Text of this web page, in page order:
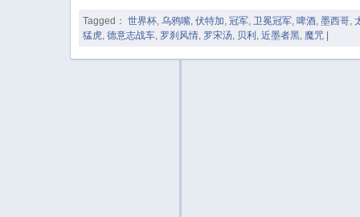
Tagged： 世界杯,乌鸦嘴,伏特加,冠军,卫冕冠军,啤酒,墨西哥,
猛虎,德意志战车, 罗刹风情, 罗宋汤, 贝利 ,近墨者黑, 魔咒